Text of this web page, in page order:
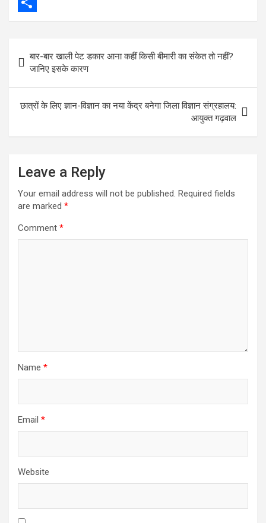
e
b
o
t
e
m
a
l
W
h
t
p
S
a
navigation
बार-बार खाली पेट डकार आना कहीं किसी बीमारी का संकेत तो नहीं?
जानिए इसके कारण
छात्रों के लिए ज्ञान-विज्ञान का नया केंद्र बनेगा जिला विज्ञान संग्रहालय:
आयुक्त गढ़वाल
Leave a Reply
Your email address will not be published. Required fields
are marked *
Comment *
Name *
Email *
Website